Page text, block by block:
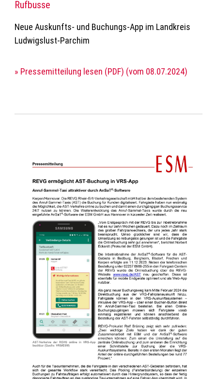
Rufbusse
Neue Auskunfts- und Buchungs-App im Landkreis
Ludwigslust-Parchim
» Pressemitteilung lesen (PDF) (vom 08.07.2024)